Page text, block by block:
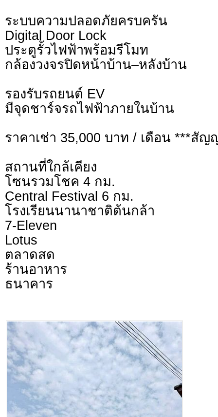
ระบบความปลอดภัยครบครัน
Digital Door Lock
ประตูรั้วไฟฟ้าพร้อมรีโมท
กล้องวงจรปิดหน้าบ้าน–หลังบ้าน
รองรับรถยนต์ EV
มีจุดชาร์จรถไฟฟ้าภายในบ้าน
ราคาเช่า 35,000 บาท / เดือน ***สั
สถานที่ใกล้เคียง
โซนรวมโชค 4 กม.
Central Festival 6 กม.
โรงเรียนนานาชาติต้นกล้า
7-Eleven
Lotus
ตลาดสด
ร้านอาหาร
ธนาคาร